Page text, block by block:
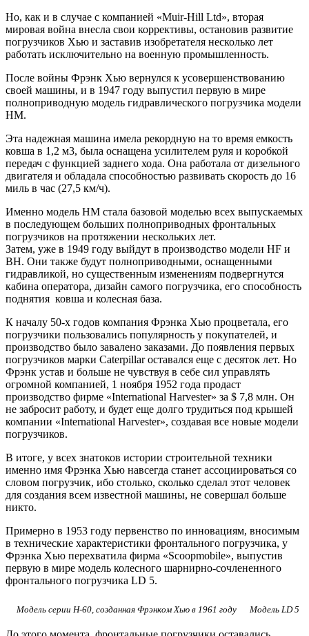
Но, как и в случае с компанией «Muir-Hill Ltd», вторая
мировая война внесла свои коррективы, остановив развитие
погрузчиков Хью и заставив изобретателя несколько лет
работать исключительно на военную промышленность.
После войны Фрэнк Хью вернулся к усовершенствованию
своей машины, и в 1947 году выпустил первую в мире
полноприводную модель гидравлического погрузчика модели
НМ.
Эта надежная машина имела рекордную на то время емкость
ковша в 1,2 м3, была оснащена усилителем руля и коробкой
передач с функцией заднего хода. Она работала от дизельного
двигателя и обладала способностью развивать скорость до 16
миль в час (27,5 км/ч).
Именно модель HM стала базовой моделью всех выпускаемых
в последующем больших полноприводных фронтальных
погрузчиков на протяжении нескольких лет.
Затем, уже в 1949 году выйдут в производство модели HF и
ВН. Они также будут полноприводными, оснащенными
гидравликой, но существенным изменениям подвергнутся
кабина оператора, дизайн самого погрузчика, его способность
поднятия ковша и колесная база.
К началу 50-х годов компания Фрэнка Хью процветала, его
погрузчики пользовались популярность у покупателей, и
производство было завалено заказами. До появления первых
погрузчиков марки Caterpillar оставался еще с десяток лет. Но
Фрэнк устав и больше не чувствуя в себе сил управлять
огромной компанией, 1 ноября 1952 года продаст
производство фирме «International Harvester» за $ 7,8 млн. Он
не забросит работу, и будет еще долго трудиться под крышей
компании «International Harvester», создавая все новые модели
погрузчиков.
В итоге, у всех знатоков истории строительной техники
именно имя Фрэнка Хью навсегда станет ассоциироваться со
словом погрузчик, ибо столько, сколько сделал этот человек
для создания всем известной машины, не совершал больше
никто.
Примерно в 1953 году первенство по инновациям, вносимым
в технические характеристики фронтального погрузчика, у
Фрэнка Хью перехватила фирма «Scoopmobile», выпустив
первую в мире модель колесного шарнирно-сочлененного
фронтального погрузчика LD 5.
Модель серии H-60, созданная Фрэнком Хью в 1961 году Модель LD 5